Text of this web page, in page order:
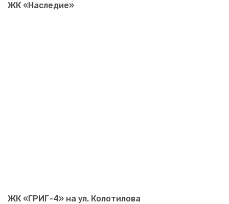
ЖК «Наследие»
ЖК «ГРИГ-4» на ул. Колотилова